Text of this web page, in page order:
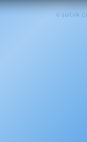
© surf.mk